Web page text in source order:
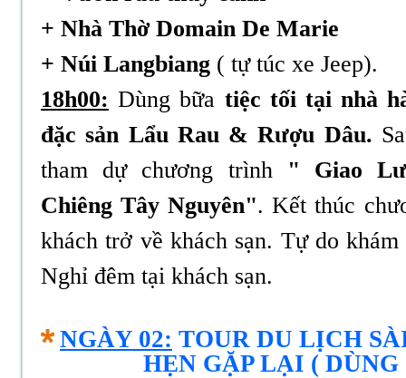
+ Nhà Thờ Domain De Marie
+ Núi Langbiang ( tự túc xe Jeep).
18h00: Dùng bữa tiệc tối tại nhà
đặc sản Lẩu Rau & Rượu Dâu.
tham dự chương trình" Giao
Chiêng Tây Nguyên". Kết thúc
khách trở về khách sạn. Tự do
Nghỉ đêm tại khách sạn.
NGÀY 02: TOUR DU LỊCH
HẸN GẶP LẠI ( DÙNG